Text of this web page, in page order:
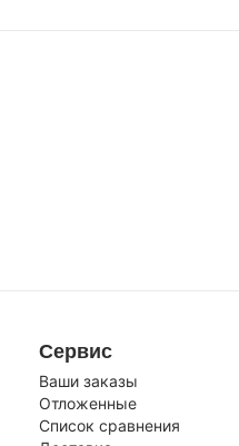
Сервис
Ваши заказы
Отложенные
Список сравнения